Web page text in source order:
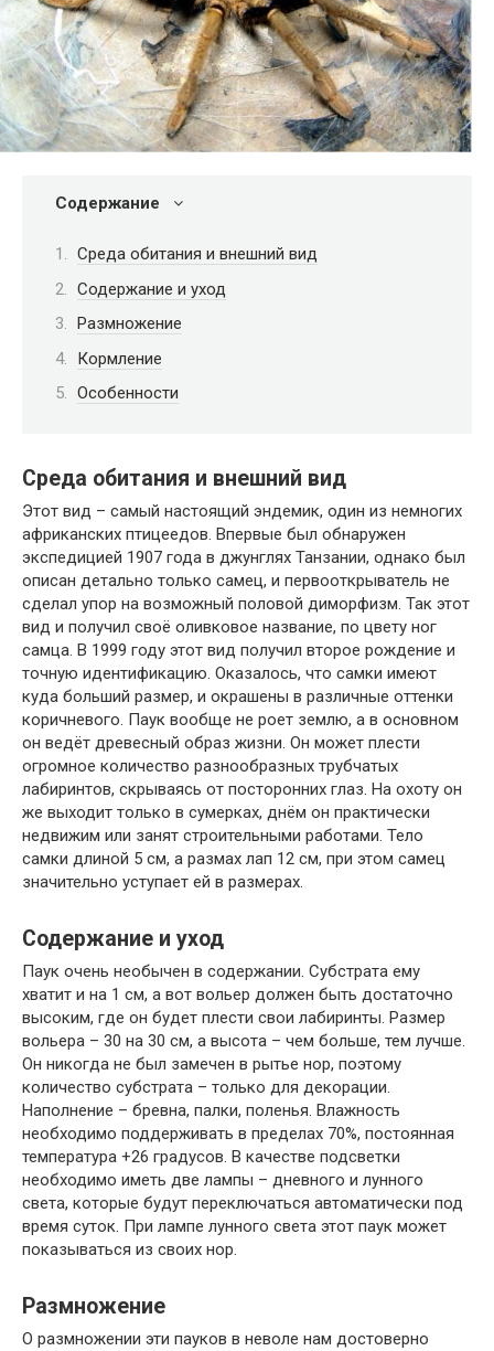
Содержание
Среда обитания и внешний вид
Содержание и уход
Размножение
Кормление
Особенности
Среда обитания и внешний вид
Этот вид – самый настоящий эндемик, один из немногих
африканских птицеедов. Впервые был обнаружен
экспедицией 1907 года в джунглях Танзании, однако был
описан детально только самец, и первооткрыватель не
сделал упор на возможный половой диморфизм. Так этот
вид и получил своё оливковое название, по цвету ног
самца. В 1999 году этот вид получил второе рождение и
точную идентификацию. Оказалось, что самки имеют
куда больший размер, и окрашены в различные оттенки
коричневого. Паук вообще не роет землю, а в основном
он ведёт древесный образ жизни. Он может плести
огромное количество разнообразных трубчатых
лабиринтов, скрываясь от посторонних глаз. На охоту он
же выходит только в сумерках, днём он практически
недвижим или занят строительными работами. Тело
самки длиной 5 см, а размах лап 12 см, при этом самец
значительно уступает ей в размерах.
Содержание и уход
Паук очень необычен в содержании. Субстрата ему
хватит и на 1 см, а вот вольер должен быть достаточно
высоким, где он будет плести свои лабиринты. Размер
вольера – 30 на 30 см, а высота – чем больше, тем лучше.
Он никогда не был замечен в рытье нор, поэтому
количество субстрата – только для декорации.
Наполнение – бревна, палки, поленья. Влажность
необходимо поддерживать в пределах 70%, постоянная
температура +26 градусов. В качестве подсветки
необходимо иметь две лампы – дневного и лунного
света, которые будут переключаться автоматически под
время суток. При лампе лунного света этот паук может
показываться из своих нор.
Размножение
О размножении эти пауков в неволе нам достоверно